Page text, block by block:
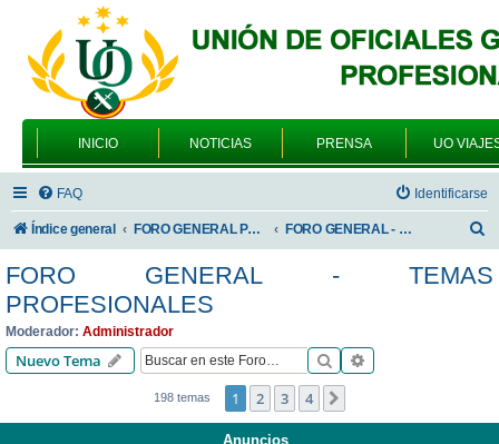
INICIO NOTICIAS PRENSA UO
FAQ Identificarse
Índice general FORO GENERAL PARA TODOS LOS USUARIOS FORO GENERAL - TEMAS PROFESIONALES
s
FORO GENERAL - TEMAS
PROFESIONALES
Moderador: Administrador
Nuevo Tema Buscar
198 temas 1 2 3 4
Anuncios